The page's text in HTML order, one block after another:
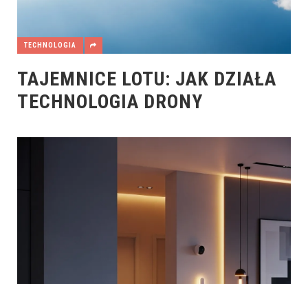
TECHNOLOGIA
TAJEMNICE LOTU: JAK DZIAŁA
TECHNOLOGIA DRONY